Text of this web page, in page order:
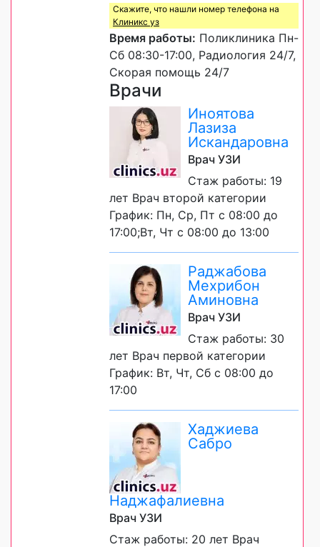
Скажите, что нашли номер телефона на
Клиникс уз
Время работы: Поликлиника Пн-
Сб 08:30-17:00, Радиология 24/7,
Скорая помощь 24/7
Врачи
Иноятова
Лазиза
Искандаровна
Врач УЗИ
Стаж работы: 19
лет Врач второй категории
График: Пн, Ср, Пт с 08:00 до
17:00;Вт, Чт с 08:00 до 13:00
Раджабова
Мехрибон
Аминовна
Врач УЗИ
Стаж работы: 30
лет Врач первой категории
График: Вт, Чт, Сб с 08:00 до
17:00
Хаджиева
Сабро
Наджафалиевна
Врач УЗИ
Стаж работы: 20 лет Врач